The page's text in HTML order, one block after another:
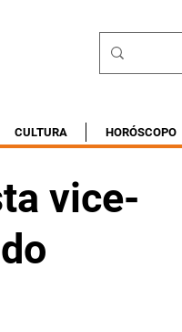
CULTURA HORÓSCOPO
vice-